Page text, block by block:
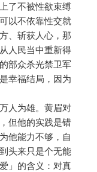
了不被性欲束缚
以不依靠性交就
、斩获人心，那
人民当中重新得
部众杀光禁卫军
幸福结局，因为
人为雄。黄眉对
但他的实践是错
他能力不够，自
头来只是个无能
」的含义：对真